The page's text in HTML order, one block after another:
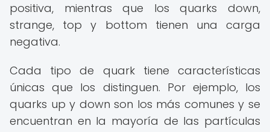
positiva, mientras que los quarks down,
strange, top y bottom tienen una carga
negativa.
Cada tipo de quark tiene características
únicas que los distinguen. Por ejemplo, los
quarks up y down son los más comunes y se
encuentran en la mayoría de las partículas